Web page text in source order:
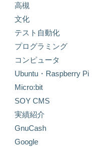
高槻
文化
テスト自動化
プログラミング
コンピュータ
Ubuntu・Raspberry Pi
Micro:bit
SOY CMS
実績紹介
GnuCash
Google